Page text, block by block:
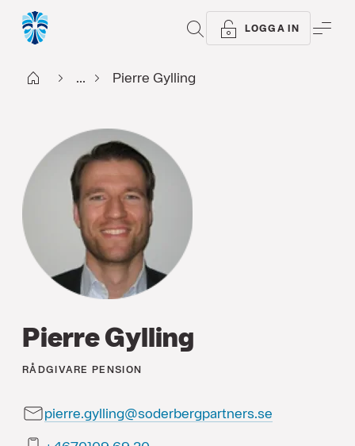
SÖK LOGGA IN
Start ... Pierre Gylling
Pierre Gylling
RÅDGIVARE PENSION
pierre.gylling@soderbergpartners.se